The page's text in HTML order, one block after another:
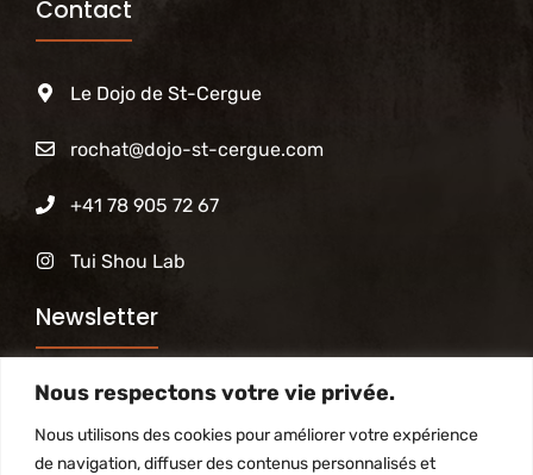
Nous respectons votre vie privée.
Nous utilisons des cookies pour améliorer votre expérience
de navigation, diffuser des contenus personnalisés et
Contact
Le Dojo de St-Cergue
rochat@dojo-st-cergue.com
+41 78 905 72 67
Tui Shou Lab
Newsletter
Abonnez-vous à notre newsletter pour être tenu
informé des activités du Dojo